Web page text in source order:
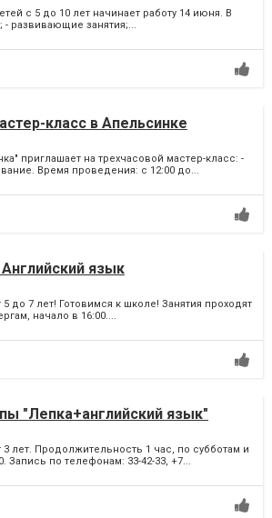
с 5 до 10 лет начинает работу 14 июня. В
- развивающие занятия;...
класс в Апельсинке
приглашает на трехчасовой мастер-класс: -
Время проведения: с 12:00 до...
язык
до 7 лет! Готовимся к школе! Занятия проходят
начало в 16:00....
"Лепка+английский язык"
3 лет. Продолжительность 1 час, по субботам и
Запись по телефонам: 33-42-33, +7...